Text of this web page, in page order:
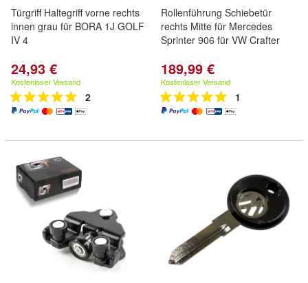
Türgriff Haltegriff vorne rechts
innen grau für BORA 1J GOLF
IV 4
24,93 €
Kostenloser Versand
2
Rollenführung Schiebetür
rechts Mitte für Mercedes
Sprinter 906 für VW Crafter
189,99 €
Kostenloser Versand
1